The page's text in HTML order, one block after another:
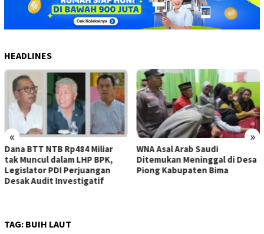
HEADLINES
« »
WNA Asal Arab Saudi
Ditemukan Meninggal di Desa
Piong Kabupaten Bima
Sejumlah Pekerja Dapur MBG
di Kabupaten Bima Dilaporkan
Positif Hepatitis, Puskesmas
TAG: BUIH LAUT